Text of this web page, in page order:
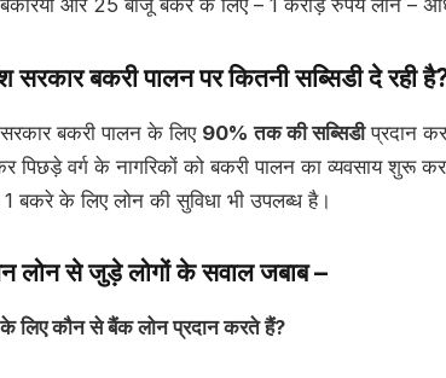
और 25 बीजू बकरे के लिए – 1 करोड़ रुपये लोन –
सरकार बकरी पालन पर कितनी सब्सिडी दे रही
बकरी पालन के लिए 90% तक की सब्सिडीप्रदान कर
पिछड़े वर्ग के नागरिकों को बकरी पालन का व्यवसाय शुरू
बकरे के लिए लोन की सुविधा भी उपलब्ध है।
लोन से जुड़े लोगों के सवाल जबाब –
लिए कौन से बैंक लोन प्रदान करते हैं?